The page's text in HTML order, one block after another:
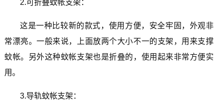
2.可折叠蚊帐支架：
这是一种比较新的款式，使用方便，安全牢固，外观非
常漂亮。一般来说，上面放两个大小不一的支架，用来支撑
蚊帐。另外这种蚊帐支架也是折叠的，使用起来非常方便实
用。
3.导轨蚊帐支架：